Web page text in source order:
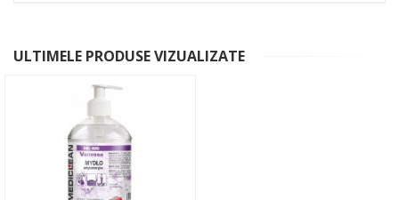
ULTIMELE PRODUSE VIZUALIZATE